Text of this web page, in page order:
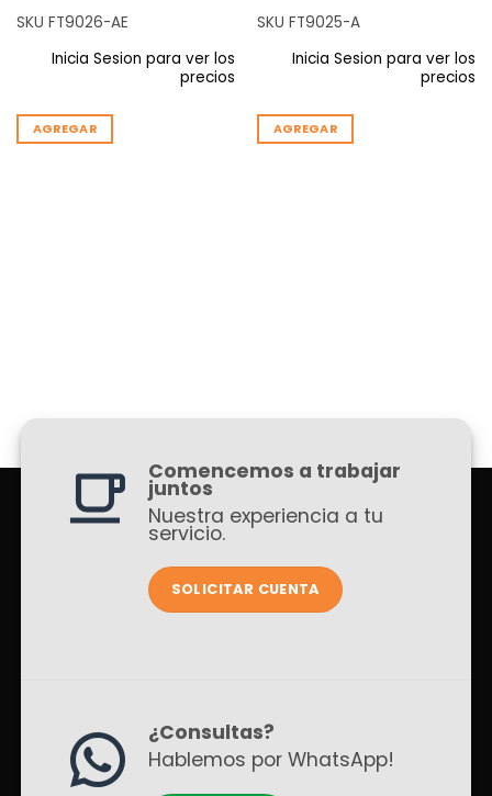
SKU FT9026-AE
Inicia Sesion para ver los
precios
AGREGAR
SKU FT9025-A
Inicia Sesion para ver los
precios
AGREGAR
Comencemos a trabajar
juntos
Nuestra experiencia a tu
servicio.
SOLICITAR CUENTA
¿Consultas?
Hablemos por WhatsApp!